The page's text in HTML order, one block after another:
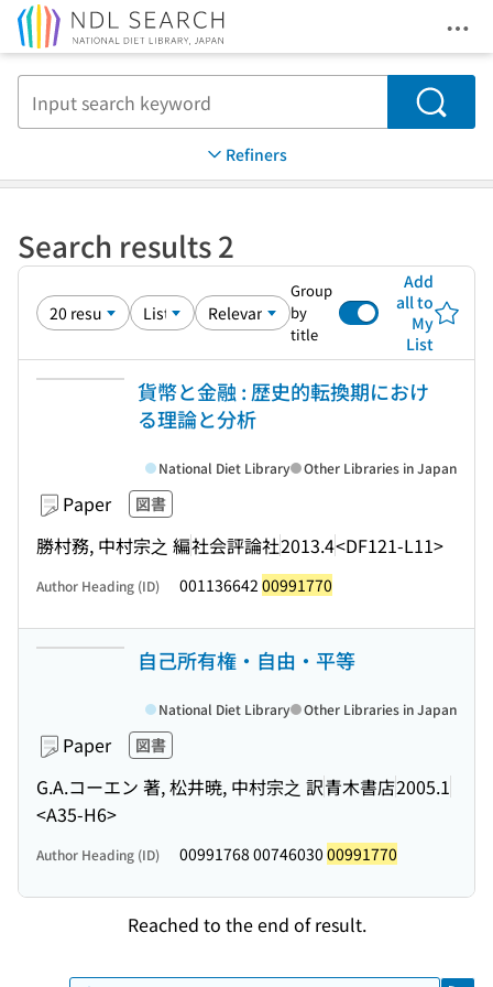
Search
Refiners
Search results 2
Group
by
title
Add
all to
My
List
貨幣と金融 : 歴史的転換期におけ
る理論と分析
Paper 図書
勝村務, 中村宗之 編社会評論社2013.4<DF121-L11>
National Diet Library Other Libraries in Japan
Author Heading (ID) 001136642 00991770
自己所有権・自由・平等
Paper 図書
G.A.コーエン 著, 松井暁, 中村宗之 訳青木書店2005.1
<A35-H6>
National Diet Library Other Libraries in Japan
Author Heading (ID) 00991768 00746030 00991770
Reached to the end of result.